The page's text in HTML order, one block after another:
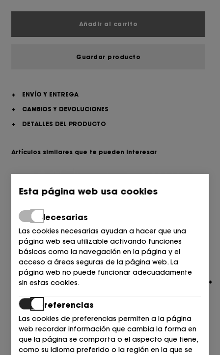
Añadir al carrito
Guardar producto
+
ENVÍO Y ENTREGA
+
CAMBIOS Y DEVOLUCIONES
+
DETALLES DEL PRODUCTO
Artículos similares que te pueden interesar
CULT GAIA
SANDALIA PULSERA X TACHAS ANTE CUERO RICH CLAY
Esta página web usa cookies
Necesarias
Las cookies necesarias ayudan a hacer que una
página web sea utilizable activando funciones
básicas como la navegación en la página y el
acceso a áreas seguras de la página web. La
página web no puede funcionar adecuadamente
sin estas cookies.
Preferencias
Las cookies de preferencias permiten a la página
web recordar información que cambia la forma en
que la página se comporta o el aspecto que tiene,
como su idioma preferido o la región en la que se